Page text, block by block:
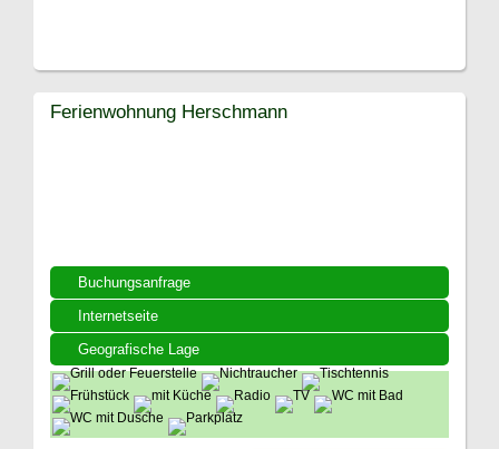
Buchungsanfrage
Internetseite
Geografische Lage
Ferienwohnung Herschmann